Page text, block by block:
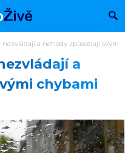
nezvládají a nehody způsobují svými
a
chybami